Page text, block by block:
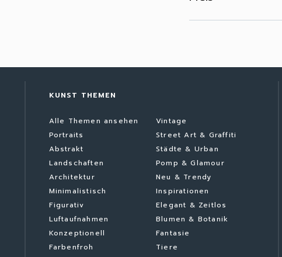
KUNST THEMEN
Alle Themen ansehen
Portraits
Abstrakt
Landschaften
Architektur
Minimalistisch
Figurativ
Luftaufnahmen
Konzeptionell
Farbenfroh
Vintage
Street Art & Graffiti
Städte & Urban
Pomp & Glamour
Neu & Trendy
Inspirationen
Elegant & Zeitlos
Blumen & Botanik
Fantasie
Tiere